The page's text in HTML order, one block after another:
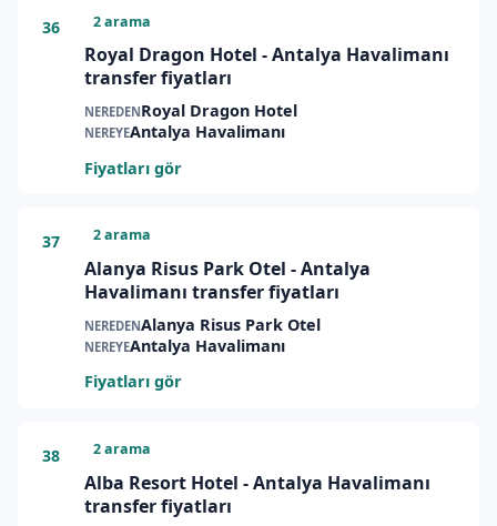
36 2 arama
Royal Dragon Hotel - Antalya Havalimanı
transfer fiyatları
NEREDENRoyal Dragon Hotel
NEREYEAntalya Havalimanı
Fiyatları gör
37 2 arama
Alanya Risus Park Otel - Antalya
Havalimanı transfer fiyatları
NEREDENAlanya Risus Park Otel
NEREYEAntalya Havalimanı
Fiyatları gör
38 2 arama
Alba Resort Hotel - Antalya Havalimanı
transfer fiyatları